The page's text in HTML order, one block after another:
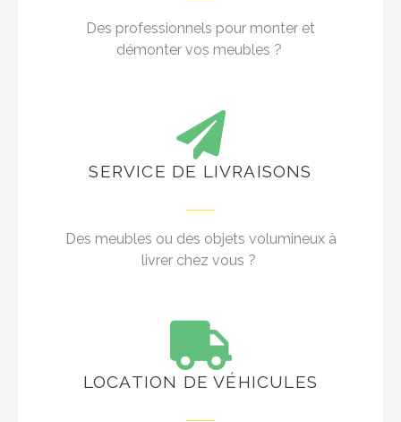
Des professionnels pour monter et
démonter vos meubles ?
SERVICE DE LIVRAISONS
Des meubles ou des objets volumineux à
livrer chez vous ?
LOCATION DE VÉHICULES